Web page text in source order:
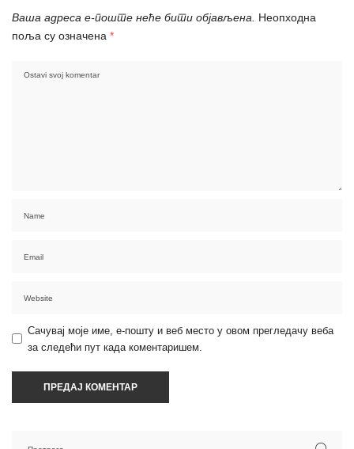
Ваша адреса е-поште неће бити објављена.
Неопходна
поља су означена *
Сачувај моје име, е-пошту и веб место у овом прегледачу веба
за следећи пут када коментаришем.